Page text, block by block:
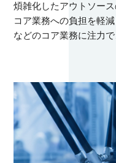
煩雑化したアウトソー
コア業務への負担を軽
などのコア業務に注力